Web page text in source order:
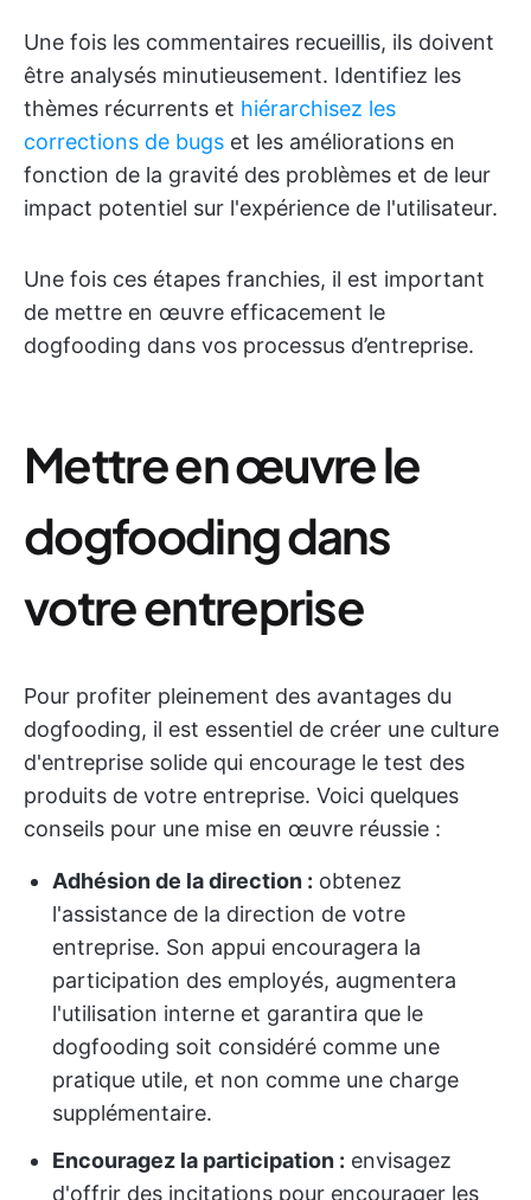
Une fois les commentaires recueillis, ils doivent
être analysés minutieusement. Identifiez les
thèmes récurrents et hiérarchisez les
corrections de bugs et les améliorations en
fonction de la gravité des problèmes et de leur
impact potentiel sur l'expérience de l'utilisateur.
Une fois ces étapes franchies, il est important
de mettre en œuvre efficacement le
dogfooding dans vos processus d’entreprise.
Mettre en œuvre le
dogfooding dans
votre entreprise
Pour profiter pleinement des avantages du
dogfooding, il est essentiel de créer une culture
d'entreprise solide qui encourage le test des
produits de votre entreprise. Voici quelques
conseils pour une mise en œuvre réussie :
Adhésion de la direction : obtenez
l'assistance de la direction de votre
entreprise. Son appui encouragera la
participation des employés, augmentera
l'utilisation interne et garantira que le
dogfooding soit considéré comme une
pratique utile, et non comme une charge
supplémentaire.
Encouragez la participation : envisagez
d'offrir des incitations pour encourager les